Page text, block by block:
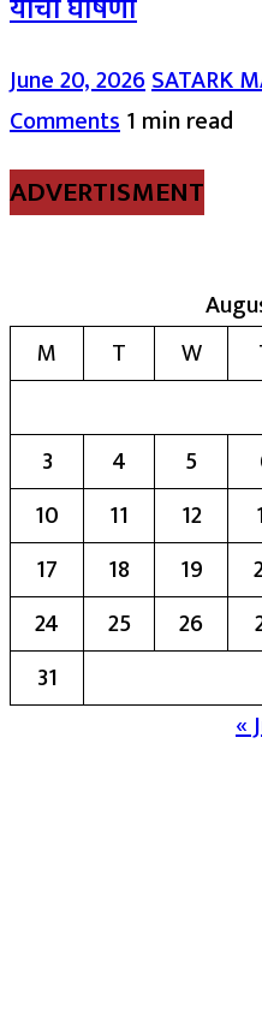
June 20, 2026SATARK
Comments1 min read
ADVERTISMENT
M
T W
3
4 5
10
11 12
17
18 19
24
25 26
31
«